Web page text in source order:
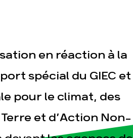
en réaction à la
spécial du GIEC et
pour le climat, des
et d’Action Non-